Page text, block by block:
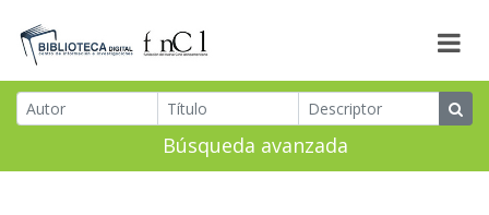
Búsqueda avanzada